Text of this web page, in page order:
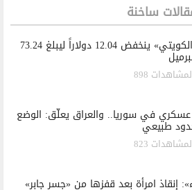
ساخنة
«النفط الكويتي» ينخفض 12.04 دولاراً ليبلغ 73.24
898
عسكري في سوريا.. والعراق يعلّق: الوضع
طبيعي
823
إنقاذ امرأة بعد قفزها من «جسر جابر»